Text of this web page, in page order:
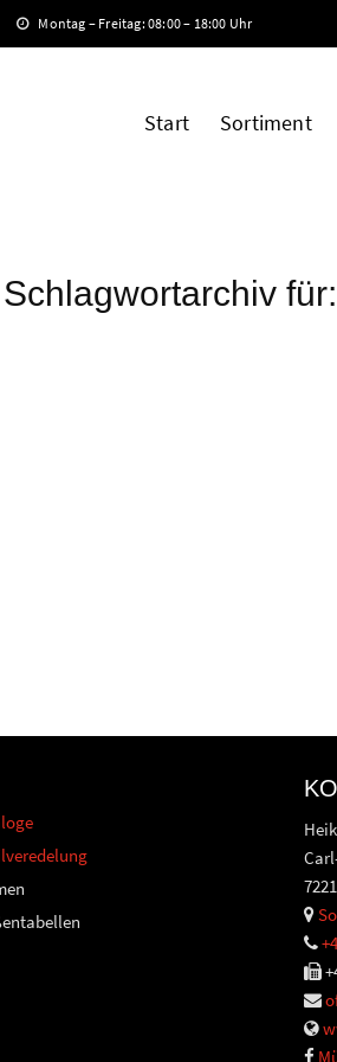
Montag – Freitag: 08:00 – 18:00 Uhr
Start Sortiment
Schlagwortarchiv für: